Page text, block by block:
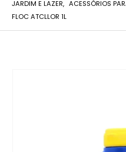
JARDIM E LAZER, ACESSÓRIOS
FLOC ATCLLOR 1L